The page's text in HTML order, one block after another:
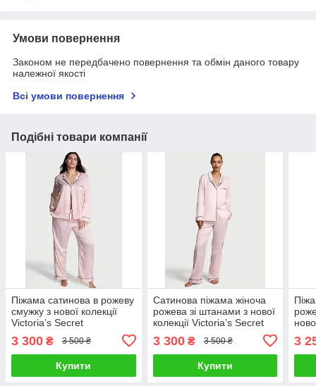
Умови повернення
Законом не передбачено повернення та обмін даного товару
належної якості
Всі умови повернення
Подібні товари компанії
Піжама сатинова в рожеву
смужку з нової колекції
Victoria’s Secret
3 300 ₴ 3 500 ₴
Купити
Сатинова піжама жіноча
рожева зі штанами з нової
колекції Victoria’s Secret
3 300₴ 3 500 ₴
Купити
3